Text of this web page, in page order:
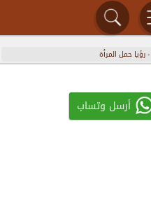
-رؤيا حمل المرأة
أرسل وتساب